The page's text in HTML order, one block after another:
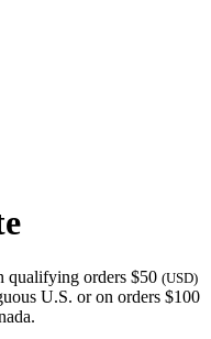
qualifying orders $50 (USD)
U.S. or on orders $100